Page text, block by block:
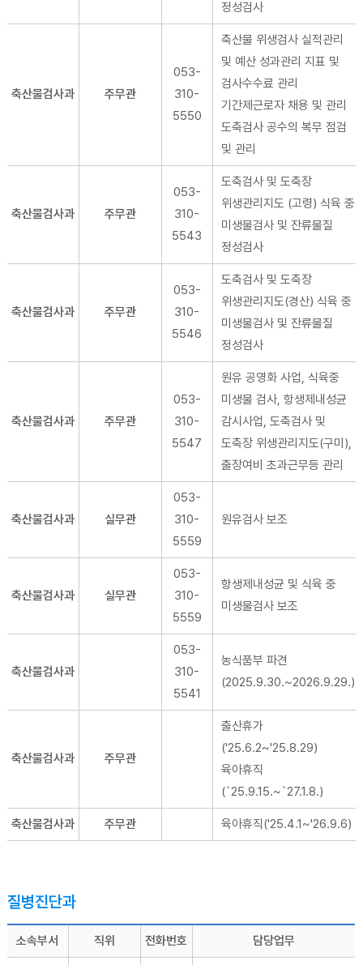
정성검사
축산물검사과 주무관
053-
310-
5550
축산물 위생검사 실적관리
및 예산 성과관리 지표 및
검사수수료 관리
기간제근로자 채용 및 관리
도축검사 공수의 복무 점검
및 관리
축산물검사과 주무관
053-
310-
5543
도축검사 및 도축장
위생관리지도 (고령) 식육 중
미생물검사 및 잔류물질
정성검사
축산물검사과 주무관
053-
310-
5546
도축검사 및 도축장
위생관리지도(경산) 식육 중
미생물검사 및 잔류물질
정성검사
축산물검사과 주무관
053-
310-
5547
원유 공영화 사업, 식육중
미생물 검사, 항생제내성균
감시사업, 도축검사 및
도축장 위생관리지도(구미),
출장여비 초과근무등 관리
축산물검사과 실무관
053-
310-
5559
원유검사 보조
축산물검사과 실무관
053-
310-
5559
항생제내성균 및 식육 중
미생물검사 보조
축산물검사과
053-
310-
5541
농식품부 파견
(2025.9.30.~2026.9.29.)
축산물검사과 주무관
출산휴가
('25.6.2~'25.8.29)
육아휴직
(`25.9.15.~`27.1.8.)
축산물검사과 주무관 육아휴직('25.4.1~'26.9.6)
질병진단과
소속부서 직위 전화번호 담당업무